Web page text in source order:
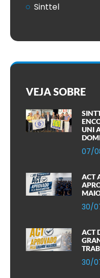
Sinttel
VEJA SOBRE
UNI
07/
ACT
30/
ACT
30/